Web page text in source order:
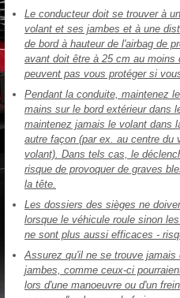
Le conducteur doit se trouver à
volant et ses jambes et à une
de bord à hauteur de l'airbag de
avant doit être à 25 cm au moins
peuvent pas vous protéger si
Pendant la conduite, maintenez
mains sur le bord extérieur dans
maintenez jamais le volant dans
autre façon (par ex. au centre du
volant). Dans tels cas, le
risque de provoquer de graves
la tête.
Les dossiers des sièges ne
lorsque le véhicule roule sinon
ne sont plus aussi efficaces -
Assurez qu'il ne se trouve jamais
jambes, comme ceux-ci
lors d'une manoeuvre ou d'un